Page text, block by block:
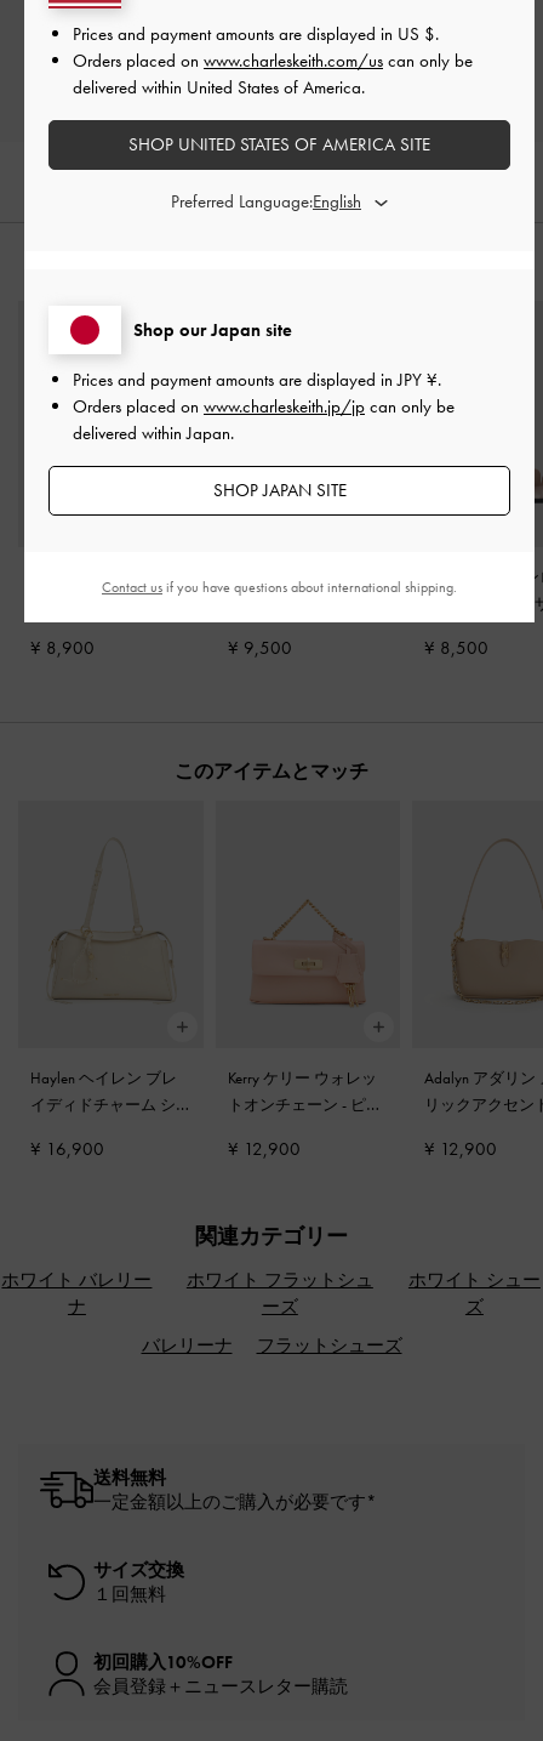
レビューを書く
ボウ フラットシュー
¥ 8,900
Marie マリー パール メ
¥ 9,500
Yara ヤラ ター
クストラッピー
¥ 8,500
このアイテムとマッチ
Haylen ヘイレン ブレ
イディドチャーム シ
ーム
¥ 16,900
Kerry ケリー ウォレッ
トオンチェーン - ピン
¥ 12,900
Adalyn アダリン
リックアクセン
ダーバッグ
¥ 12,900
関連カテゴリー
ホワイト バレリー
ナ
ホワイト フラットシュ
ーズ
ホワイト シュー
ズ
バレリーナ
フラットシューズ
送料無料
一定金額以上のご購入が必要です*
サイズ交換
１回無料
初回購入10%OFF
会員登録＋ニュースレター購読
Shop our Japan site
Prices and payment amounts are displayed inJPY ¥.
Orders placed on www.charleskeith.jp/jp can only be
delivered within Japan.
SHOP JAPAN SITE
Prices and payment amounts are displayed in US $.
Orders placed on www.charleskeith.com/us can only be
delivered within United States of America.
SHOP UNITED STATES OF AMERICA SITE
Preferred Language:
Contact usif you have questions about international shipping.